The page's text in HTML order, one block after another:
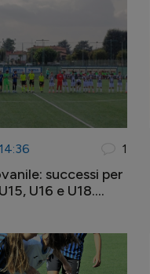
1
successi per
U16 e U18.